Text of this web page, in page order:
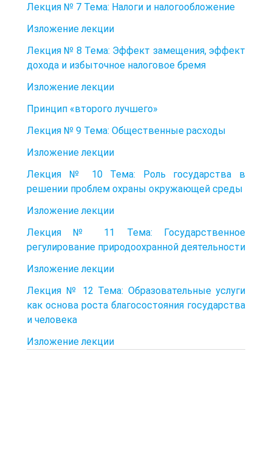
Лекция № 7 Тема: Налоги и налогообложение
Изложение лекции
Лекция № 8 Тема: Эффект замещения, эффект
дохода и избыточное налоговое бремя
Изложение лекции
Принцип «второго лучшего»
Лекция № 9 Тема: Общественные расходы
Изложение лекции
Лекция № 10 Тема: Роль государства в
решении проблем охраны окружающей среды
Изложение лекции
Лекция № 11 Тема: Государственное
регулирование природоохранной деятельности
Изложение лекции
Лекция № 12 Тема: Образовательные услуги
как основа роста благосостояния государства
и человека
Изложение лекции